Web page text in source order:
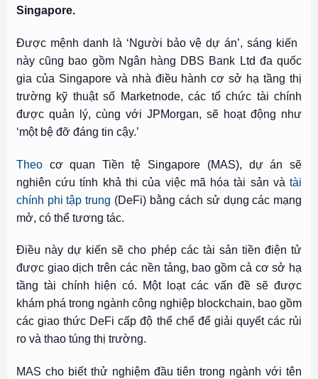
Singapore.
Được mệnh danh là ‘Người bảo vệ dự án’, sáng kiến ​​
này cũng bao gồm Ngân hàng DBS Bank Ltd đa quốc
gia của Singapore và nhà điều hành cơ sở hạ tầng thị
trường kỹ thuật số Marketnode, các tổ chức tài chính
được quản lý, cùng vớiJPMorgan, sẽ hoạt động như
‘một bệ đỡ đáng tin cậy.’
Theocơ quan Tiền tệ Singapore (MAS), dự án sẽ
nghiên cứu tính khả thi của việc mã hóa tài sản vàtài
chính phi tập trung (DeFi) bằng cách sử dụng các mạng
mở, có thể tương tác.
Điều này dự kiến ​​sẽ cho phép các tài sản tiền điện tử
được giao dịch trên các nền tảng, bao gồm cả cơ sở hạ
tầng tài chính hiện có. Một loạt các vấn đề sẽ được
khám phá trong ngành công nghiệp blockchain, bao gồm
các giao thức DeFi cấp độ thể chế để giải quyết các rủi
ro và thao túng thị trường.
MAS cho biết thử nghiệm đầu tiên trong ngành với tên